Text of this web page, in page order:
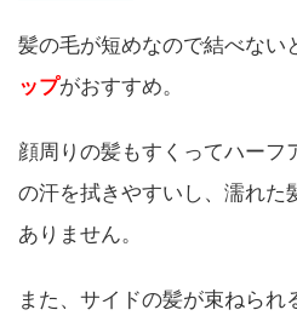
髪の毛が短めなので結べない
ップがおすすめ。
顔周りの髪もすくってハーフ
の汗を拭きやすいし、濡れた
ありません。
また、サイドの髪が束ねられ